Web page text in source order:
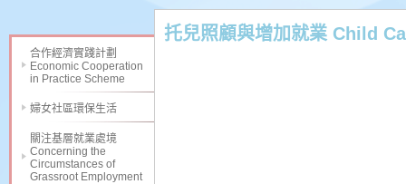
合作經濟實踐計劃
Economic Cooperation
in Practice Scheme
婦女社區環保生活
關注基層就業處境
Concerning the
Circumstances of
Grassroot Employment
托兒照顧與增加就業 Child